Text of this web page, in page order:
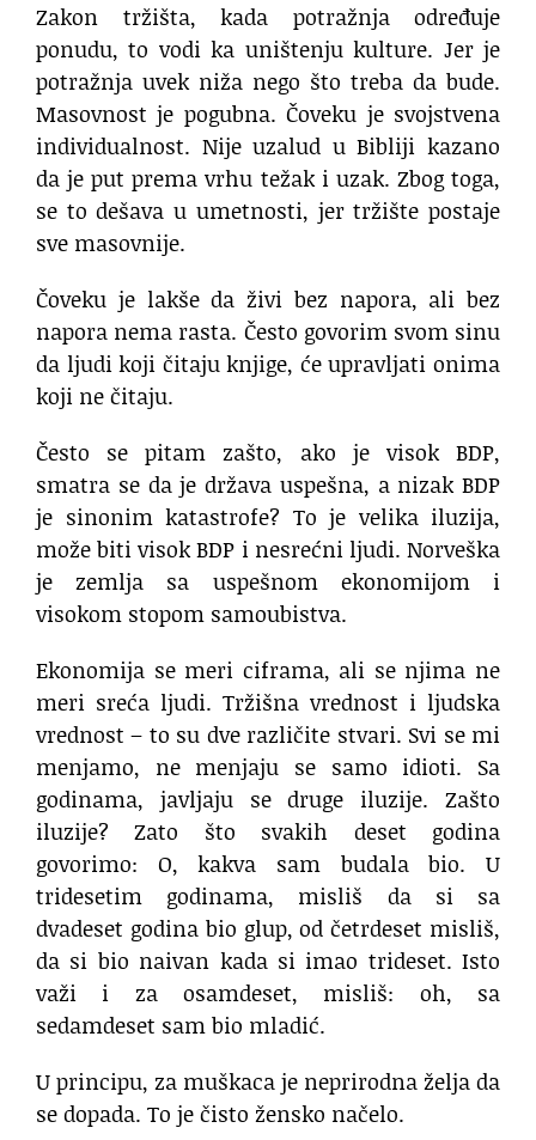
Zakon tržišta, kada potražnja određuje
ponudu, to vodi ka uništenju kulture. Jer je
potražnja uvek niža nego što treba da bude.
Masovnost je pogubna. Čoveku je svojstvena
individualnost. Nije uzalud u Bibliji kazano
da je put prema vrhu težak i uzak. Zbog toga,
se to dešava u umetnosti, jer tržište postaje
sve masovnije.
Čoveku je lakše da živi bez napora, ali bez
napora nema rasta. Često govorim svom sinu
da ljudi koji čitaju knjige, će upravljati onima
koji ne čitaju.
Često se pitam zašto, ako je visok BDP,
smatra se da je država uspešna, a nizak BDP
je sinonim katastrofe? To je velika iluzija,
može biti visok BDP i nesrećni ljudi. Norveška
je zemlja sa uspešnom ekonomijom i
visokom stopom samoubistva.
​Ekonomija se meri ciframa, ali se njima ne
meri sreća ljudi. Tržišna vrednost i ljudska
vrednost – to su dve različite stvari. Svi se mi
menjamo, ne menjaju se samo idioti. Sa
godinama, javljaju se druge iluzije. Zašto
iluzije? Zato što svakih deset godina
govorimo: O, kakva sam budala bio. U
tridesetim godinama, misliš da si sa
dvadeset godina bio glup, od četrdeset misliš,
da si bio naivan kada si imao trideset. Isto
važi i za osamdeset, misliš: oh, sa
sedamdeset sam bio mladić.
U principu, za muškaca je neprirodna želja da
se dopada. To je čisto žensko načelo.